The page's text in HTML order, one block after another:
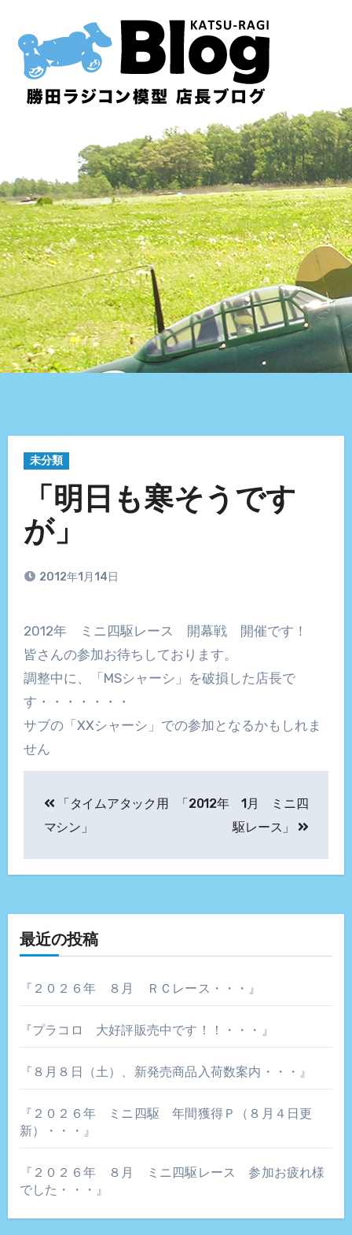
未分類
「明日も寒そうです
が」
2012年1月14日
2012年 ミニ四駆レース 開幕戦 開催です！
皆さんの参加お待ちしております。
調整中に、「MSシャーシ」を破損した店長で
す・・・・・・・
サブの「XXシャーシ」での参加となるかもしれま
せん
稿
ビ
ゲ
ー
シ
ョ
ン
「タイムアタック用
マシン」
「2012年 1月 ミニ四
駆レース」
最近の投稿
『２０２６年 ８月 ＲＣレース・・・』
『プラコロ 大好評販売中です！！・・・』
『８月８日（土）、新発売商品入荷数案内・・・』
『２０２６年 ミニ四駆 年間獲得Ｐ（８月４日更
新）・・・』
『２０２６年 ８月 ミニ四駆レース 参加お疲れ様
でした・・・』